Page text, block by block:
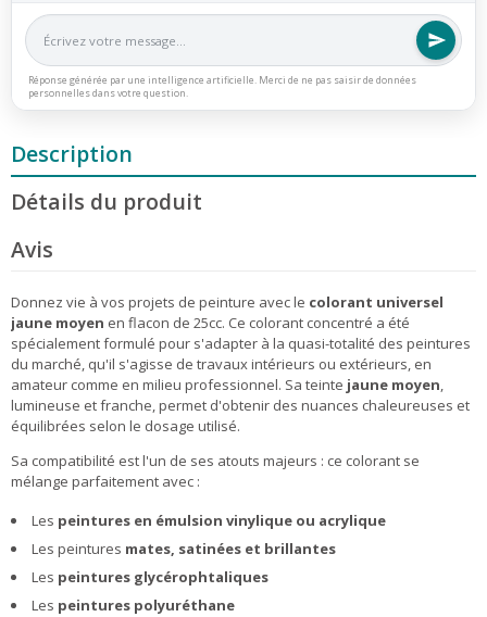
Réponse générée par une intelligence artificielle. Merci de ne pas saisir de données
personnelles dans votre question.
Description
Détails du produit
Avis
Donnez vie à vos projets de peinture avec le colorant universel
jaune moyen en flacon de 25cc. Ce colorant concentré a été
spécialement formulé pour s'adapter à la quasi-totalité des peintures
du marché, qu'il s'agisse de travaux intérieurs ou extérieurs, en
amateur comme en milieu professionnel. Sa teinte jaune moyen,
lumineuse et franche, permet d'obtenir des nuances chaleureuses et
équilibrées selon le dosage utilisé.
Sa compatibilité est l'un de ses atouts majeurs : ce colorant se
mélange parfaitement avec :
Les peintures en émulsion vinylique ou acrylique
Les peintures mates, satinées et brillantes
Les peintures glycérophtaliques
Les peintures polyuréthane